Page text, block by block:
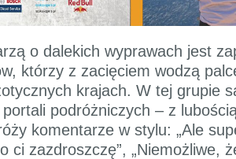
o dalekich wyprawach jest
którzy z zacięciem wodzą
krajach. W tej grupie
podróżniczych – z
komentarze w stylu: „Ale
ci zazdroszczę”, „Niemożliwe,